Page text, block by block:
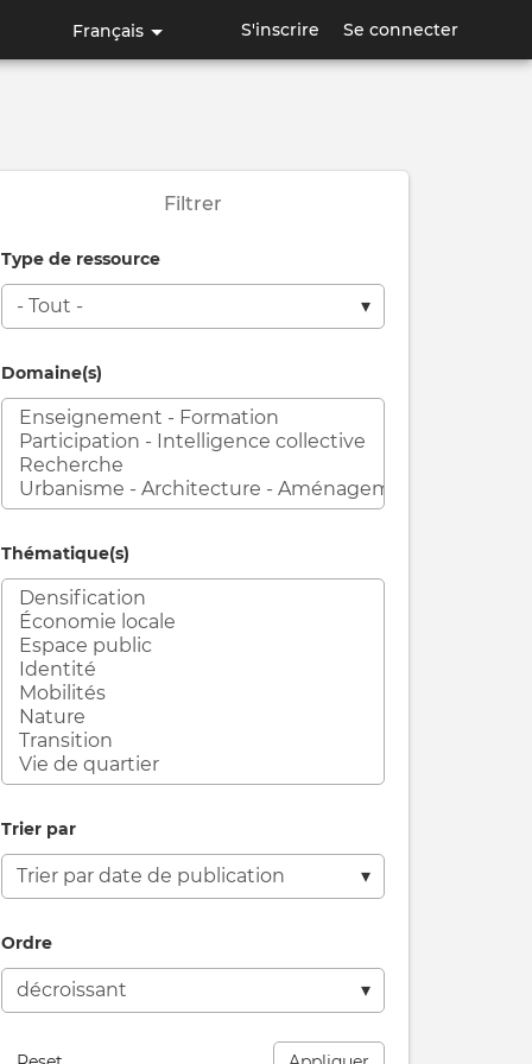
Français S'inscrire Se connecter
Filtrer
Type de ressource
Domaine(s)
Thématique(s)
Trier par
Ordre